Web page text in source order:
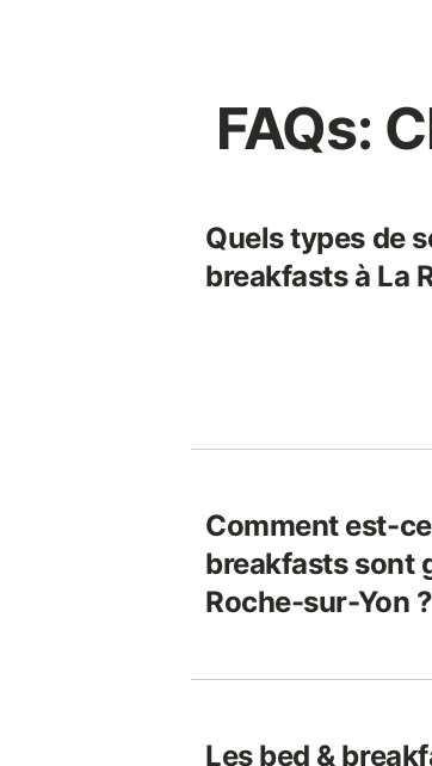
FAQs:
Quels types de
breakfasts à La
Comment est-
breakfasts sont
Roche-sur-Yon ?
Les bed &